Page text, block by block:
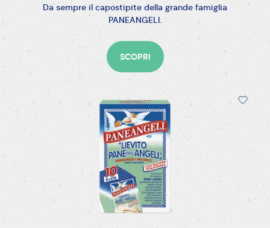
Da sempre il capostipite della grande famiglia
PANEANGELI.
SCOPRI